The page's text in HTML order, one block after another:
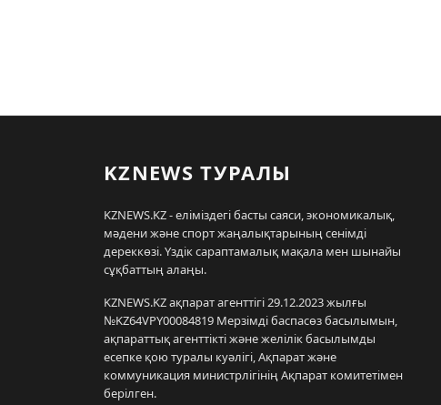
KZNEWS ТУРАЛЫ
KZNEWS.KZ - еліміздегі басты саяси, экономикалық,
мәдени және спорт жаңалықтарының сенімді
дереккөзі. Үздік сараптамалық мақала мен шынайы
сұқбаттың алаңы.
KZNEWS.KZ ақпарат агенттігі 29.12.2023 жылғы
№KZ64VPY00084819 Мерзімді баспасөз басылымын,
ақпараттық агенттікті және желілік басылымды
есепке қою туралы куәлігі, Ақпарат және
коммуникация министрлігінің Ақпарат комитетімен
берілген.